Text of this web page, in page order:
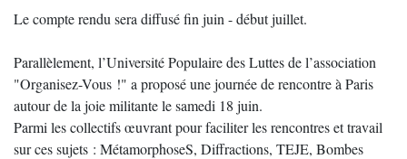
Le compte rendu sera diffusé fin juin - début juillet.
Parallèlement, l’Université Populaire des Luttes de l’association
"Organisez-Vous !" a proposé une journée de rencontre à Paris
autour de la joie militante le samedi 18 juin.
Parmi les collectifs œuvrant pour faciliter les rencontres et travail
sur ces sujets : MétamorphoseS, Diffractions, TEJE, Bombes